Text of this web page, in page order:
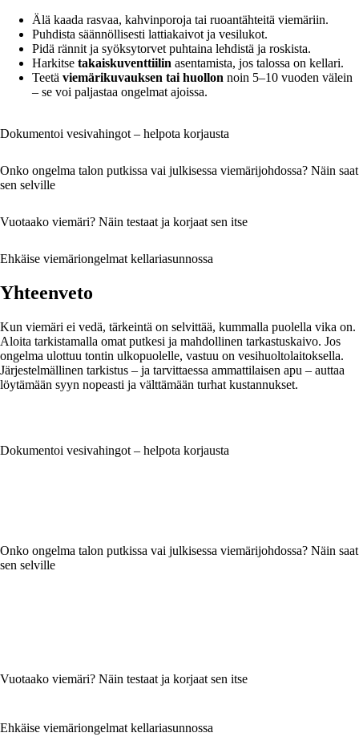
Älä kaada rasvaa, kahvinporoja tai ruoantähteitä viemäriin.
Puhdista säännöllisesti lattiakaivot ja vesilukot.
Pidä rännit ja syöksytorvet puhtaina lehdistä ja roskista.
Harkitse takaiskuventtiilin asentamista, jos talossa on kellari.
Teetä viemärikuvauksen tai huollon noin 5–10 vuoden välein
– se voi paljastaa ongelmat ajoissa.
Dokumentoi vesivahingot – helpota korjausta
Onko ongelma talon putkissa vai julkisessa viemärijohdossa? Näin saat
sen selville
Vuotaako viemäri? Näin testaat ja korjaat sen itse
Ehkäise viemäriongelmat kellariasunnossa
Yhteenveto
Kun viemäri ei vedä, tärkeintä on selvittää, kummalla puolella vika on.
Aloita tarkistamalla omat putkesi ja mahdollinen tarkastuskaivo. Jos
ongelma ulottuu tontin ulkopuolelle, vastuu on vesihuoltolaitoksella.
Järjestelmällinen tarkistus – ja tarvittaessa ammattilaisen apu – auttaa
löytämään syyn nopeasti ja välttämään turhat kustannukset.
Dokumentoi vesivahingot – helpota korjausta
Onko ongelma talon putkissa vai julkisessa viemärijohdossa? Näin saat
sen selville
Vuotaako viemäri? Näin testaat ja korjaat sen itse
Ehkäise viemäriongelmat kellariasunnossa